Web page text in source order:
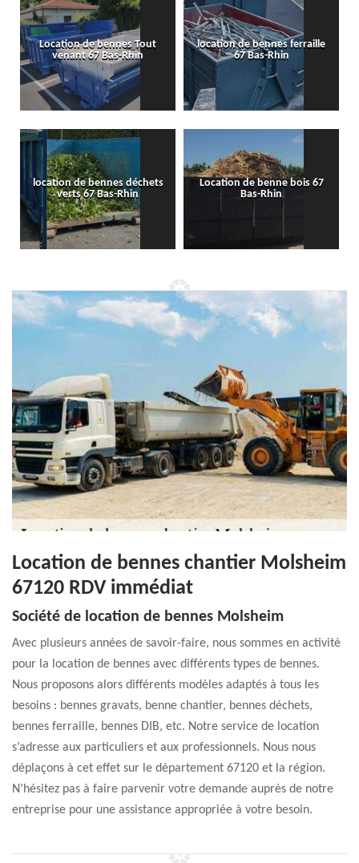
Location de bennes Tout
venant 67 Bas-Rhin
location de bennes ferraille
67 Bas-Rhin
location de bennes déchets
verts 67 Bas-Rhin
Location de benne bois 67
Bas-Rhin
Location de bennes chantier Molsheim
67120 RDV immédiat
Société de location de bennes Molsheim
Avec plusieurs années de savoir-faire, nous sommes en activité
pour la location de bennes avec différents types de bennes.
Nous proposons alors différents modèles adaptés à tous les
besoins : bennes gravats, benne chantier, bennes déchets,
bennes ferraille, bennes DIB, etc. Notre service de location
s’adresse aux particuliers et aux professionnels. Nous nous
déplaçons à cet effet sur le département 67120 et la région.
N’hésitez pas à faire parvenir votre demande auprès de notre
entreprise pour une assistance appropriée à votre besoin.